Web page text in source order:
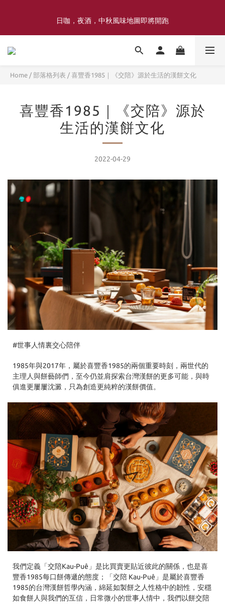
限定
日咖，夜酒，中秋風味地圖即將開跑
喜豐香1985 × 薑薑小姐花藝工作室｜登記日系列 手捧花｜5月–7月
Home / 部落格列表 / 喜豐香1985｜《交陪》源於生活的漢餅文化
喜豐香1985｜《交陪》源於
生活的漢餅文化
2022-04-29
#世事人情裏交心陪伴
1985年與2017年，屬於喜豐香1985的兩個重要時刻，兩世代的
主理人與餅藝師們，至今仍並肩探索台灣漢餅的更多可能，與時
俱進更屢屢沈澱，只為創造更純粹的漢餅價值。
我們定義「交陪Kau-Puê」是比買賣更貼近彼此的關係，也是喜
豐香1985每口餅傳遞的態度；「交陪 Kau-Puê」是屬於喜豐香
1985的台灣漢餅哲學內涵，綿延如製餅之人性格中的韌性，安穩
如食餅人與我們的互信，日常微小的世事人情中，我們以餅交陪